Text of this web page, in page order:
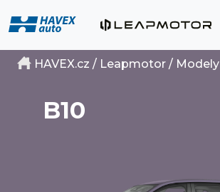
HAVEX.cz / Leapmotor / Modely
B10